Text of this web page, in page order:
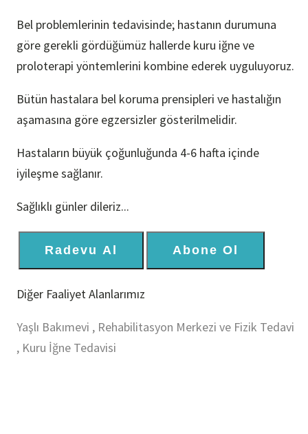
Bel problemlerinin tedavisinde; hastanın durumuna
göre gerekli gördüğümüz hallerde kuru iğne ve
proloterapi yöntemlerini kombine ederek uyguluyoruz.
Bütün hastalara bel koruma prensipleri ve hastalığın
aşamasına göre egzersizler gösterilmelidir.
Hastaların büyük çoğunluğunda 4-6 hafta içinde
iyileşme sağlanır.
Sağlıklı günler dileriz...
Radevu Al Abone Ol
Diğer Faaliyet Alanlarımız
Yaşlı Bakımevi , Rehabilitasyon Merkezi ve Fizik Tedavi
, Kuru İğne Tedavisi